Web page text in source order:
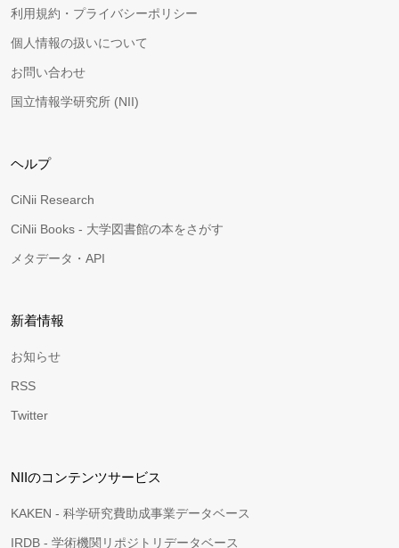
利用規約・プライバシーポリシー
個人情報の扱いについて
お問い合わせ
国立情報学研究所 (NII)
ヘルプ
CiNii Research
CiNii Books - 大学図書館の本をさがす
メタデータ・API
新着情報
お知らせ
RSS
Twitter
NIIのコンテンツサービス
KAKEN - 科学研究費助成事業データベース
IRDB - 学術機関リポジトリデータベース